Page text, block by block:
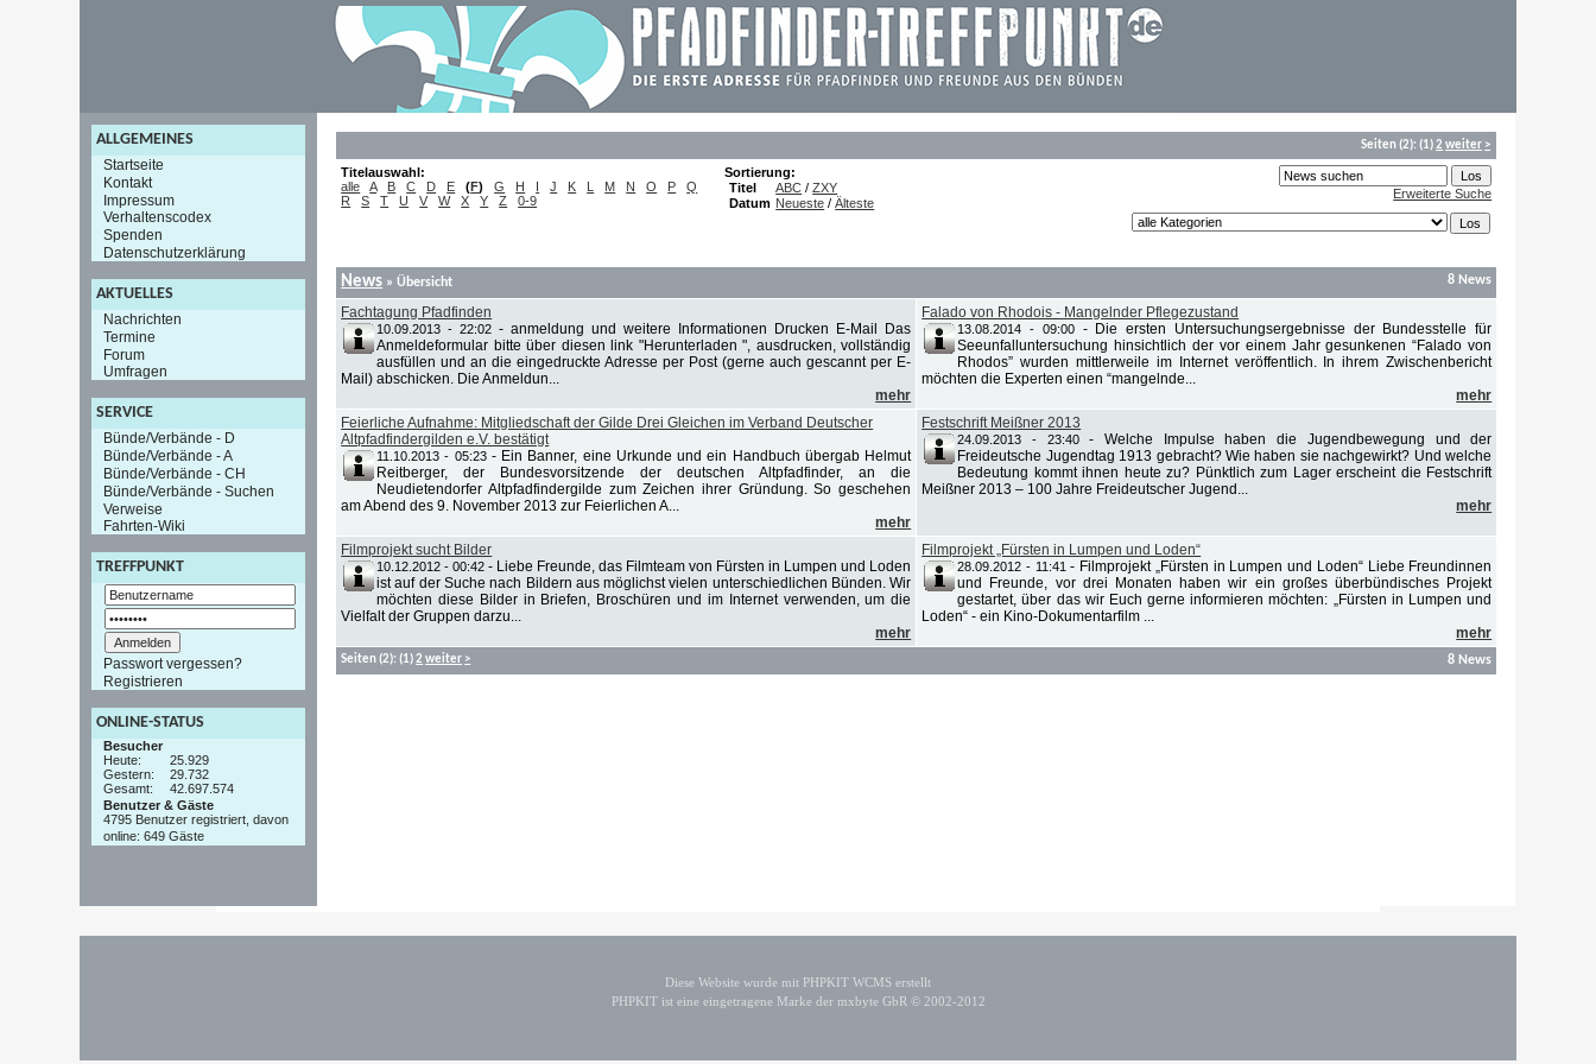
ALLGEMEINES
Startseite
Kontakt
Impressum
Verhaltenscodex
Spenden
Datenschutzerklärung
AKTUELLES
Nachrichten
Termine
Forum
Umfragen
SERVICE
Bünde/Verbände - D
Bünde/Verbände - A
Bünde/Verbände - CH
Bünde/Verbände - Suchen
Verweise
Fahrten-Wiki
TREFFPUNKT
Passwort vergessen?
Registrieren
ONLINE-STATUS
Besucher
Heute:
25.929
Gestern:
29.732
Gesamt:
42.697.574
Benutzer & Gäste
4795 Benutzer registriert, davon
online: 649 Gäste
Seiten(2):(1) 2 weiter >
Titelauswahl:
alle
A B C D E (F) G H I J K L M N O P
Q
R
S T U V W X Y Z 0-9
Sortierung:
Titel
ABC /ZXY
Datum Neueste /Älteste
Erweiterte Suche
News » Übersicht 8 News
Fachtagung Pfadfinden
10.09.2013 - 22:02 -anmeldung und weitere Informationen Drucken E-Mail Das
Anmeldeformular bitte über diesen link "Herunterladen ", ausdrucken, vollständig
ausfüllen und an die eingedruckte Adresse per Post (gerne auch gescannt per E-
Mail) abschicken. Die Anmeldun...
mehr
Falado von Rhodois - Mangelnder Pflegezustand
13.08.2014 - 09:00- Die ersten Untersuchungsergebnisse der Bundesstelle für
Seeunfalluntersuchung hinsichtlich der vor einem Jahr gesunkenen “Falado von
Rhodos” wurden mittlerweile im Internet veröffentlich. In ihrem Zwischenbericht
möchten die Experten einen “mangelnde...
mehr
Feierliche Aufnahme: Mitgliedschaft der Gilde Drei Gleichen im Verband Deutscher
Altpfadfindergilden e.V. bestätigt
11.10.2013 - 05:23- Ein Banner, eine Urkunde und ein Handbuch übergab Helmut
Reitberger, der Bundesvorsitzende der deutschen Altpfadfinder, an die
Neudietendorfer Altpfadfindergilde zum Zeichen ihrer Gründung. So geschehen
am Abend des 9. November 2013 zur Feierlichen A...
mehr
Festschrift Meißner 2013
24.09.2013 - 23:40-Welche Impulse haben die Jugendbewegung und der
Freideutsche Jugendtag 1913 gebracht? Wie haben sie nachgewirkt? Und welche
Bedeutung kommt ihnen heute zu? Pünktlich zum Lager erscheint die Festschrift
Meißner 2013 – 100 Jahre Freideutscher Jugend...
mehr
Filmprojekt sucht Bilder
10.12.2012 - 00:42 - Liebe Freunde, das Filmteam von Fürsten in Lumpen und Loden
ist auf der Suche nach Bildern aus möglichst vielen unterschiedlichen Bünden. Wir
möchten diese Bilder in Briefen, Broschüren und im Internet verwenden, um die
Vielfalt der Gruppen darzu...
mehr
Filmprojekt „Fürsten in Lumpen und Loden“
28.09.2012 - 11:41- Filmprojekt „Fürsten in Lumpen und Loden“ Liebe Freundinnen
und Freunde, vor drei Monaten haben wir ein großes überbündisches Projekt
gestartet, über das wir Euch gerne informieren möchten: „Fürsten in Lumpen und
Loden“ - ein Kino-Dokumentarfilm ...
mehr
Seiten(2):(1) 2 weiter > 8 News
Diese Website wurde mit PHPKIT WCMS erstellt
PHPKIT ist eine eingetragene Marke der mxbyte GbR © 2002-2012